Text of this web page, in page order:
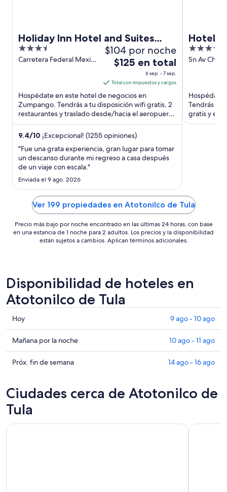
Holiday Inn Hotel and Suites
Mexico Felipe Angeles Airport
by IHG
3.5
out
Carretera Federal Mexico
$104 por noche
El
es
de
$125
en
total
por
noche
del
al
7
sep
$125 en total
6 sep. - 7 sep.
Total con impuestos y cargos
Hospédate en este hotel de negocios en
Zumpango. Tendrás a tu disposición wifi gratis, 2
restaurantes y traslado desde/hacia el aeropuerto
gratis. Nuestros huéspedes ...
9.4/10 ¡Excepcional! (1255 opiniones)
"Fue una grata experiencia, gran lugar para tomar
un descanso durante mi regreso a casa después
de un viaje con escala."
Enviada el 9 ago. 2026
Hotel
3.5
out
Sn Av
Hospédate
Tendrás a
gratis y
de
Ver 199 propiedades en Atotonilco de Tula
Precio más bajo por noche encontrado en las últimas 24 horas, con base
en una estancia de 1 noche para 2 adultos. Los precios y la disponibilidad
están sujetos a cambios. Aplican términos adicionales.
Disponibilidad de hoteles en
Atotonilco de Tula
Consultar
precios
en
Atotonilco
de
hoy,
9
ago
-
Hoy 9 ago - 10 ago
Consultar
precios
en
Tula
para
mañana
por
Mañana por la noche 10 ago - 11 ago
Consultar
Atotonilco
de
Tula
para
Próx. fin de semana 14 ago - 16 ago
Ciudades cerca de Atotonilco de
Tula